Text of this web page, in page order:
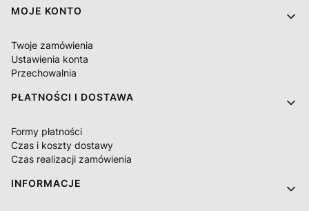
MOJE KONTO
Twoje zamówienia
Ustawienia konta
Przechowalnia
PŁATNOŚCI I DOSTAWA
Formy płatności
Czas i koszty dostawy
Czas realizacji zamówienia
INFORMACJE